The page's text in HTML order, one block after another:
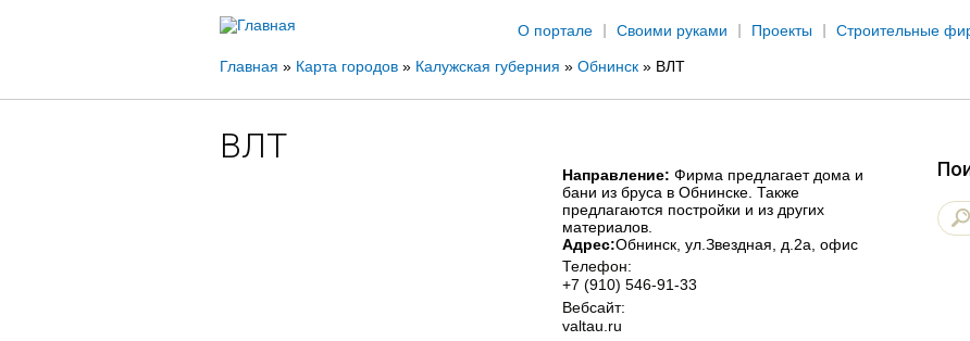
О портале
Своими руками Проекты Строительные
Вы
здесь
Главная » Карта городов » Калужская губерния » Обнинск » ВЛТ
ВЛТ
Направление: Фирма предлагает дома и
бани из бруса в Обнинске. Также
предлагаются постройки и из других
материалов.
Адрес:Обнинск , ул.Звездная, д.2а, офис
Телефон:
+7 (910) 546-91-33
Вебсайт:
valtau.ru